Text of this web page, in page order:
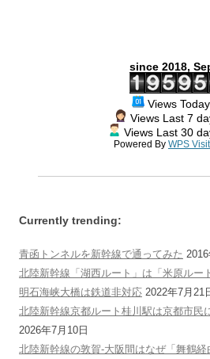
since 2018,
Views
Views Last 7
Views Last 30
Powered By WPS
Currently trending:
青函トンネルを新幹線で通ってみた
北陸新幹線「湖西ルート」は「米原ルー
明石海峡大橋は鉄道非対応 2022年7月21
北陸新幹線京都ルート桂川駅は京都市民
2026年7月10日
北陸新幹線の敦賀-大阪間はなぜ「舞鶴